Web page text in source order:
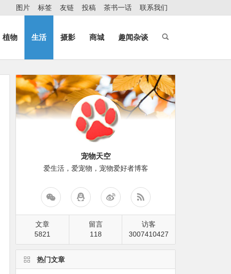
图片 标签 友链 投稿 茶书一话 联系我们
植物 生活 摄影 商城 趣闻杂谈
宠物天空
爱生活，爱宠物，宠物爱好者博客
文章
5821
留言
118
访客
3007410427
热门文章